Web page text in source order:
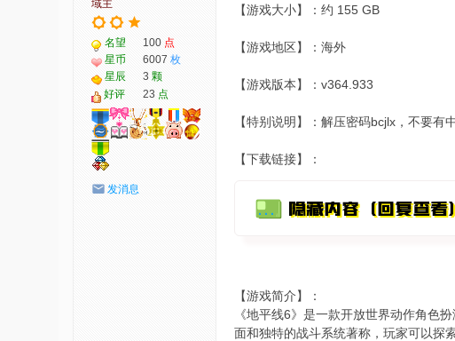
域主
名望 100 点
星币
6007 枚
星辰
3 颗
好评
23 点
发消息
【游戏大小】：约 155 GB
【游戏地区】：海外
【游戏版本】：v364.933
【特别说明】：解压密码bcjlx，不要有
【下载链接】：
【游戏简介】：
《地平线6》是一款开放世界动作角色
面和独特的战斗系统著称，玩家可以探